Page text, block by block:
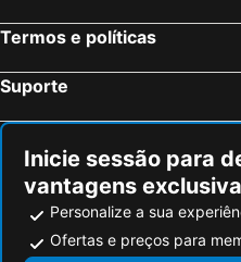
Termos e políticas
Suporte
Inicie sessão para
vantagens
Personalize a sua
Ofertas e preços para